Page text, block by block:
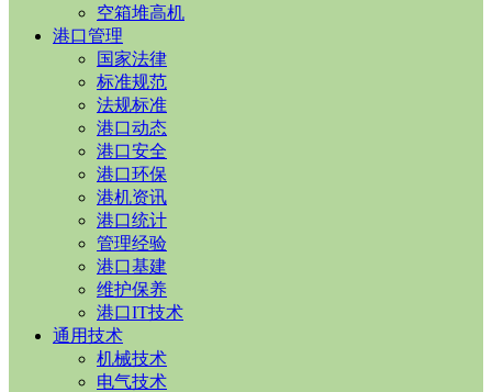
空箱堆高机
港口管理
国家法律
标准规范
法规标准
港口动态
港口安全
港口环保
港机资讯
港口统计
管理经验
港口基建
维护保养
港口IT技术
通用技术
机械技术
电气技术